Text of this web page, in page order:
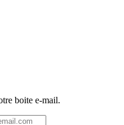
boite e-mail.